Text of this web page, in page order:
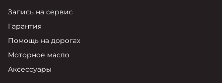
Запись на сервис
Гарантия
Помощь на дорогах
Моторное масло
Аксессуары